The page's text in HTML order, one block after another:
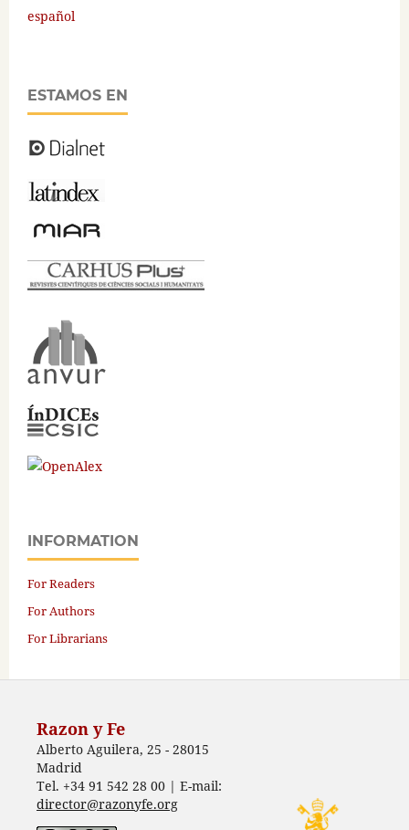
español
ESTAMOS EN
INFORMATION
For Readers
For Authors
For Librarians
Razon y Fe
Alberto Aguilera, 25 - 28015
Madrid
Tel. +34 91 542 28 00 | E-mail:
director@razonyfe.org